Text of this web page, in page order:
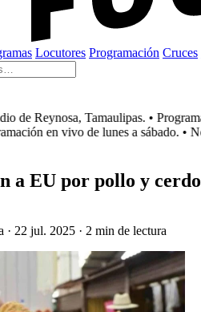
Locutores Programación Cruces
Reynosa, Tamaulipas. •
en vivo de lunes a sábado. •
a EU por pollo y cerdo
· 22 jul. 2025 · 2 min de lectura